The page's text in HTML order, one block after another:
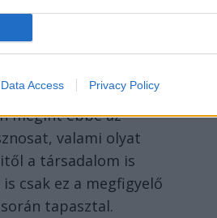
Data Access Privacy Policy
politikusok
is az illető művész,
sem célja a
megint ebbe az
valami olyat
a társadalom is
csak ez a megfigyelő
tapasztal.